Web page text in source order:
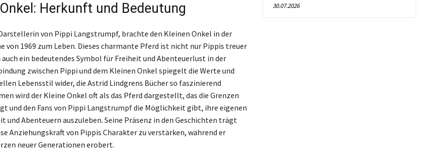
Herkunft und Bedeutung
von Pippi Langstrumpf, brachte den Kleinen Onkel in der
von 1969 zum Leben. Dieses charmante Pferd ist nicht nur Pippis treuer
ein bedeutendes Symbol für Freiheit und Abenteuerlust in der
zwischen Pippi und dem Kleinen Onkel spiegelt die Werte und
Lebensstil wider, die Astrid Lindgrens Bücher so faszinierend
wird der Kleine Onkel oft als das Pferd dargestellt, das die Grenzen
und den Fans von Pippi Langstrumpf die Möglichkeit gibt, ihre eigenen
und Abenteuern auszuleben. Seine Präsenz in den Geschichten trägt
Anziehungskraft von Pippis Charakter zu verstärken, während er
neuer Generationen erobert.
30.07.2026